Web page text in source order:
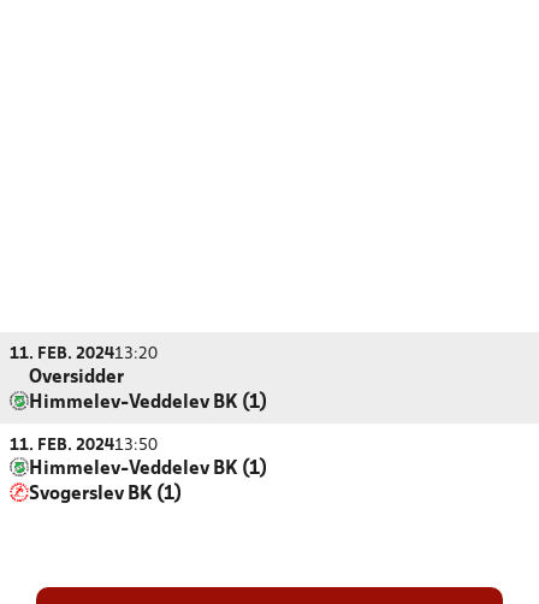
11. FEB. 202413:20
Oversidder
Himmelev-Veddelev BK (1)
11. FEB. 202413:50
Himmelev-Veddelev BK (1)
Svogerslev BK (1)